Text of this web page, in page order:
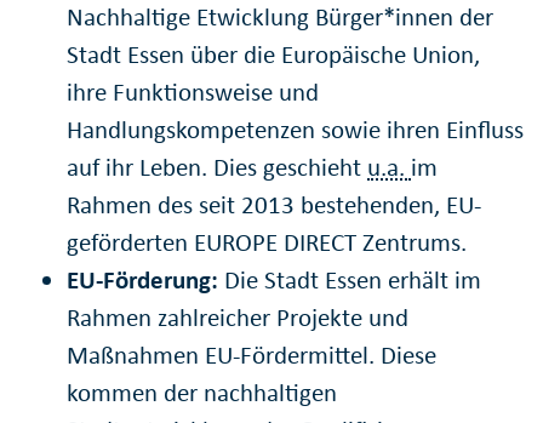
Nachhaltige Etwicklung Bürger*innen der
Stadt Essen über die Europäische Union,
ihre Funktionsweise und
Handlungskompetenzen sowie ihren Einfluss
auf ihr Leben. Dies geschieht u.a. im
Rahmen des seit 2013 bestehenden, EU-
geförderten EUROPE DIRECT Zentrums.
EU-Förderung: Die Stadt Essen erhält im
Rahmen zahlreicher Projekte und
Maßnahmen EU-Fördermittel. Diese
kommen der nachhaltigen